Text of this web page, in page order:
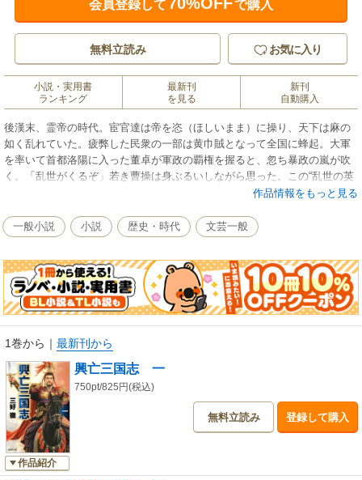
会員登録して で購入
無料立読み お気に入り
小説・実用書
ランキング
最新刊
を見る
新刊
自動購入
後漢末、霊帝の時代。宦官達は帝を恣（ほしいまま）に操り、天下は麻の
如く乱れていた。疲弊した民衆の一部は黄巾賊となって全国に蜂起。大軍
を率いて首都洛陽に入った董卓が軍政の覇権を握ると、忽ち暴政の嵐が吹
く。「乱世がくるぞ」若き曹操は身ぶるいしながら思った。この“乱世の英
雄”曹操を中心に群雄たちが繰り広げる壮大な歴史ロマン「三好三国志」全
作品情報をもっと見る
一般小説 小説 歴史・時代 文芸一般
1巻から ｜ 最新刊から
作品紹介
興亡三国志 一
750pt/825円(税込)
無料立読み 登録して購入